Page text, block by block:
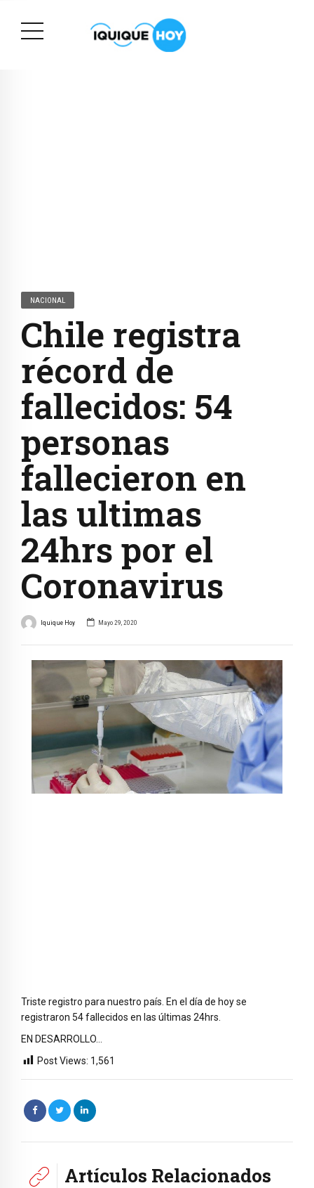
NACIONAL
Chile registra
récord de
fallecidos: 54
personas
fallecieron en
las ultimas
24hrs por el
Coronavirus
Iquique Hoy Mayo 29, 2020
Triste registro para nuestro país. En el día de hoy se
registraron 54 fallecidos en las últimas 24hrs.
EN DESARROLLO…
Post Views: 1,561
Artículos Relacionados